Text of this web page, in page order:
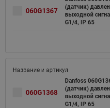
060G1367
(датчик)
выходной
G1/4, IP 65
060G1368
Danfoss
(датчик)
выходной
G1/4, IP 65